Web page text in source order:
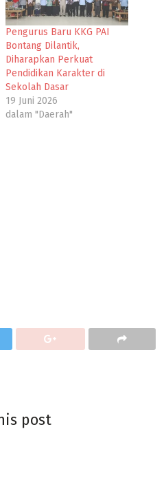
Pengurus Baru KKG PAI
Bontang Dilantik,
Diharapkan Perkuat
Pendidikan Karakter di
Sekolah Dasar
19 Juni 2026
dalam "Daerah"
post